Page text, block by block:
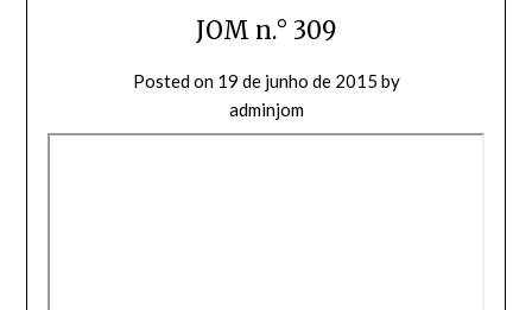
JOM n.° 309
Posted on 19 de junho de 2015 by
adminjom